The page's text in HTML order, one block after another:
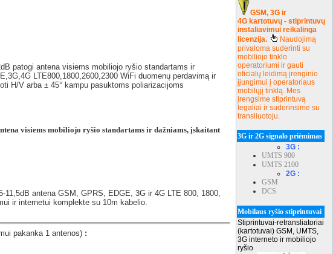
patogi antena visiems mobiliojo ryšio standartams ir
LTE800,1800,2600,2300 WiFi duomenų perdavimą ir
H/V arba ± 45° kampu pasuktoms poliarizacijoms
visiems mobiliojo ryšio standartams ir dažniams, įskaitant
11,5dB antena GSM, GPRS, EDGE, 3G ir 4G LTE 800, 1800,
ir internetui komplekte su 10m kabelio.
pakanka 1 antenos) :
GSM, 3G ir
4G kartotuvų - stiprintuvų
instaliavimui reikalinga
licenzija.
Naudojimą
privaloma suderinti su
mobiliojo tinklo
operatoriumi ir gauti
oficialų leidimą įrenginio
įjungimui į operatoriaus
mobilųjį tinklą. Mes
įrengsime stiprintuvą
legaliai ir suderinsime su
transliuotoju.
3G ir 2G signalo priėmimas
3G :
UMTS 900
UMTS 2100
2G :
GSM
DCS
Mobilaus ryšio stiprintuvai
Stiprintuvai-retransliatoriai
(kartotuvai) GSM, UMTS,
3G interneto ir mobiliojo
ryšio